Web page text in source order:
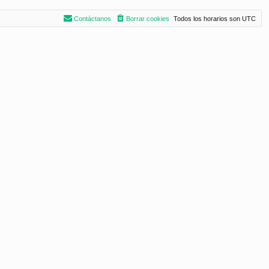
Todos los horarios son UTC
Borrar cookies
Contáctanos